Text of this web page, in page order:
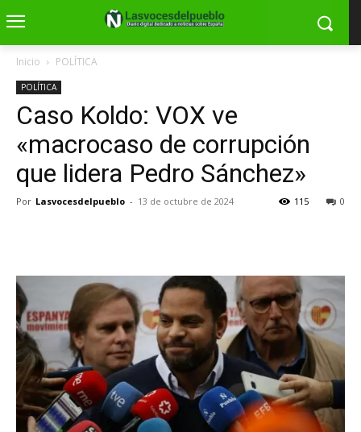
Inicio POLÍTICA
POLÍTICA
Caso Koldo: VOX ve
«macrocaso de corrupción
que lidera Pedro Sánchez»
Por Lasvocesdelpueblo - 13 de octubre de 2024 0
115